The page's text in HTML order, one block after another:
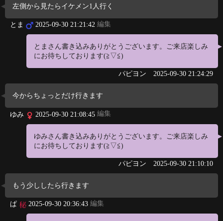
左側から見たらイケメン1人行く
とま 2025-09-30 21:21:42 編集
とまさん書き込みありがとうございます。ご来店楽しみ
にお待ちしております(≧▽≦)
パピヨン 2025-09-30 21:24:29
今からちょっとだけ行きます
ゆみ 2025-09-30 21:08:45 編集
ゆみさん書き込みありがとうございます。ご来店楽しみ
にお待ちしております(≧▽≦)
パピヨン 2025-09-30 21:10:10
もう少ししたら行きます
ぱ 2025-09-30 20:36:43 編集